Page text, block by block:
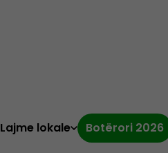
Lajme lokale Botërori 2026